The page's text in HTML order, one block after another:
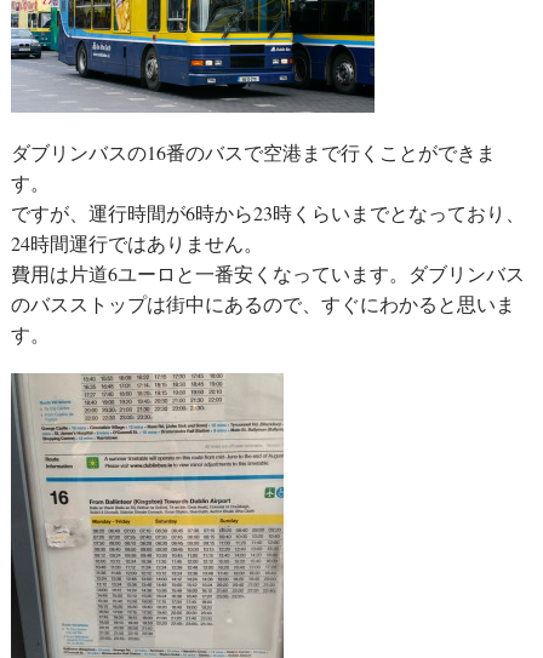
ダブリンバスの16番のバスで空港まで行くことができま
す。
ですが、運行時間が6時から23時くらいまでとなっており、
24時間運行ではありません。
費用は片道6ユーロと一番安くなっています。ダブリンバス
のバスストップは街中にあるので、すぐにわかると思いま
す。